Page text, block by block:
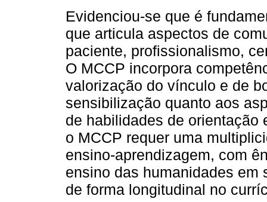
Evidenciou-se que é
que articula aspectos de
paciente, profissionalismo,
O MCCP incorpora
valorização do vínculo e de
sensibilização quanto aos
de habilidades de orientação
o MCCP requer uma
ensino-aprendizagem, com
ensino das humanidades em
de forma longitudinal no